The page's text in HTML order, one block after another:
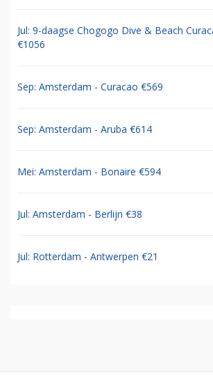
Jul: 9-daagse Chogogo Dive & Beach
€1056
Sep: Amsterdam - Curacao €569
Sep: Amsterdam - Aruba €614
Mei: Amsterdam - Bonaire €594
Jul: Amsterdam - Berlijn €38
Jul: Rotterdam - Antwerpen €21